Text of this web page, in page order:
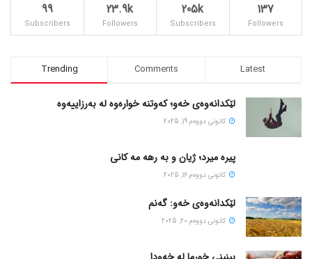
137
Followers
205k
Subscribers
23.9k
Followers
99
Subscribers
Trending Comments Latest
لێکدانەوەی خەو؛ کەوتنە خوارەوە لە بەرزاییەوە
كانونی دووه‌م 19, 2025
پیره میرد؛ ژیان و به رهه مه کانی
كانونی دووه‌م 16, 2025
لێکدانەوەی خەو: گەنم
كانونی دووه‌م 20, 2025